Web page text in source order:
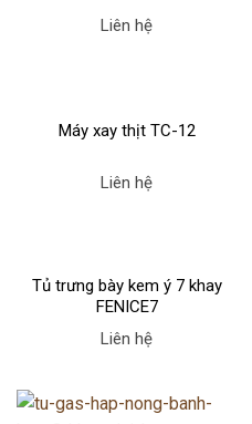
Liên hệ
Máy xay thịt TC-12
Liên hệ
Tủ trưng bày kem ý 7 khay
FENICE7
Liên hệ